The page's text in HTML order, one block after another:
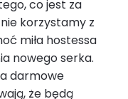
co jest za
korzystamy z
miła hostessa
nowego serka.
darmowe
że będą